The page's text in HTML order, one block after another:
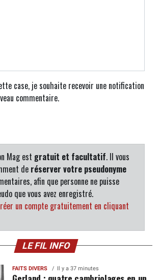
case, je souhaite recevoir une notification
commentaire.
Mag est gratuit et facultatif. Il vous
de réserver votre pseudonyme
afin que personne ne puisse
que vous avez enregistré.
un compte gratuitement en cliquant
LE FIL INFO
FAITS DIVERS Il y a 37 minutes